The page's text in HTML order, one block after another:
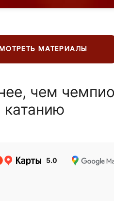
МАТЕРИАЛЫ
чем
катанию
5.0